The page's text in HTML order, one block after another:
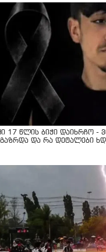
17 წლის ბიჭი დაიხრჩო -
და რა დეტალები